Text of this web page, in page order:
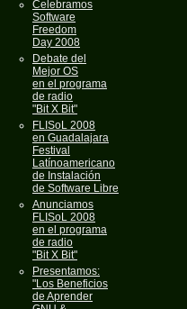
Celebramos
Software
Freedom
Day 2008
Debate del
Mejor OS
en el programa
de radio
"Bit X Bit"
FLISoL 2008
en Guadalajara
Festival
Latínoamericano
de Instalación
de Software Libre
Anunciamos
FLISoL 2008
en el programa
de radio
"Bit X Bit"
Presentamos:
"Los Beneficios
de Aprender